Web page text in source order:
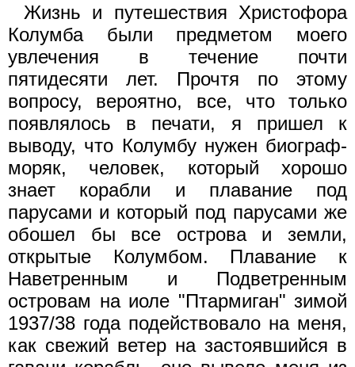
Жизнь и путешествия Христофора
Колумба были предметом моего
увлечения в течение почти
пятидесяти лет. Прочтя по этому
вопросу, вероятно, все, что только
появлялось в печати, я пришел к
выводу, что Колумбу нужен биограф-
моряк, человек, который хорошо
знает корабли и плавание под
парусами и который под парусами же
обошел бы все острова и земли,
открытые Колумбом. Плавание к
Наветренным и Подветренным
островам на иоле "Птармиган" зимой
1937/38 года подействовало на меня,
как свежий ветер на застоявшийся в